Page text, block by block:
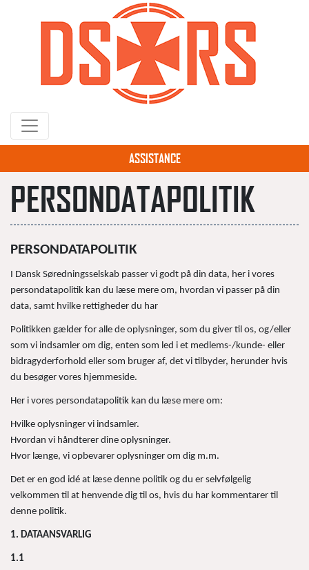
hovedindhold
ASSISTANCE
PERSONDATAPOLITIK
PERSONDATAPOLITIK
I Dansk Søredningsselskab passer vi godt på din data, her i vores
persondatapolitik kan du læse mere om, hvordan vi passer på din
data, samt hvilke rettigheder du har
Politikken gælder for alle de oplysninger, som du giver til os, og/eller
som vi indsamler om dig, enten som led i et medlems-/kunde- eller
bidragyderforhold eller som bruger af, det vi tilbyder, herunder hvis
du besøger vores hjemmeside.
Her i vores persondatapolitik kan du læse mere om:
Hvilke oplysninger vi indsamler.
Hvordan vi håndterer dine oplysninger.
Hvor længe, vi opbevarer oplysninger om dig m.m.
Det er en god idé at læse denne politik og du er selvfølgelig
velkommen til at henvende dig til os, hvis du har kommentarer til
denne politik.
1. DATAANSVARLIG
1.1